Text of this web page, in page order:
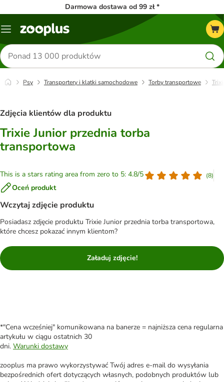
Darmowa dostawa od 99 zł *
Menu
Szukaj
produktów
Psy Transportery i klatki samochodowe Torby transportowe
Zdjęcia klientów dla produktu
Trixie Junior przednia torba
transportowa
This is a stars rating area from zero to 5: 4.8/5 (8)
Oceń produkt
Wczytaj zdjęcie produktu
Posiadasz zdjęcie produktu Trixie Junior przednia torba transportowa,
które chcesz pokazać innym klientom?
Załaduj zdjęcie!
*"Cena wcześniej" komunikowana na banerze = najniższa cena regularna
artykułu w ciągu ostatnich 30
dni. Warunki dostawy
zooplus ma prawo wykorzystywać Twój adres e-mail do wysyłania
bezpośrednich ofert dotyczących własnych, podobnych produktów lub